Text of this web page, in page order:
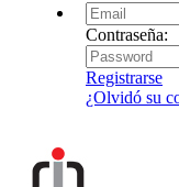
Contraseña:
Registrarse
¿Olvidó su